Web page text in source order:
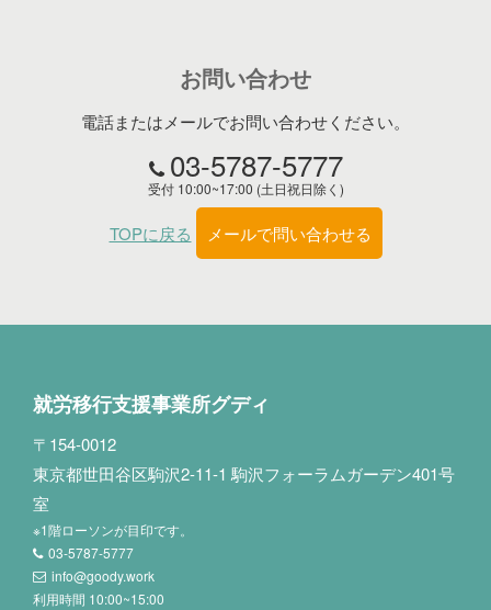
k
お問い合わせ
電話またはメールでお問い合わせください。
03-5787-5777
受付 10:00~17:00 (土日祝日除く)
TOPに戻る メールで問い合わせる
就労移行支援事業所グディ
〒154-0012
東京都世田谷区駒沢2-11-1 駒沢フォーラムガーデン401号
室
※1階ローソンが目印です。
03-5787-5777
info@goody.work
利用時間 10:00~15:00